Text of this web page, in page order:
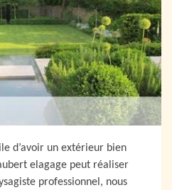
d’avoir un extérieur bien
elagage peut réaliser
professionnel, nous